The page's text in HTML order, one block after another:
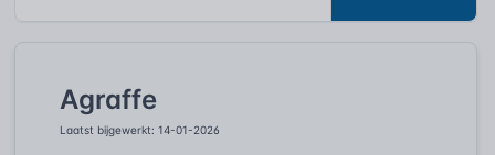
Agraffe
Laatst bijgewerkt: 14-01-2026